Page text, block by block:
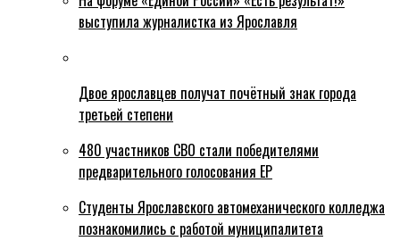
выступила журналистка из Ярославля
Двое ярославцев получат почётный знак города
третьей степени
480 участников СВО стали победителями
предварительного голосования ЕР
Студенты Ярославского автомеханического колледжа
познакомились с работой муниципалитета